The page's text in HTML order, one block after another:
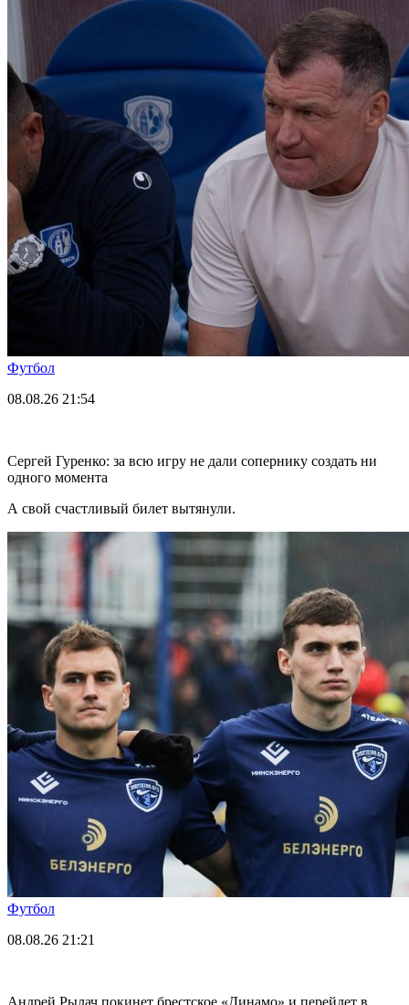
Футбол
08.08.26 21:54
Сергей Гуренко: за всю игру не дали сопернику создать ни
одного момента
А свой счастливый билет вытянули.
Футбол
08.08.26 21:21